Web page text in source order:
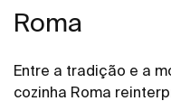
Roma
Entre a tradição e a
cozinha Roma